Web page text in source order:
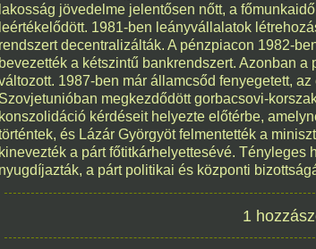
|Nincs hozzászólás, szólj hozzá!
Ernest Lawrence,
amerikai fizikus, aki az
dolgozott, és
a rák elleni
Dino De Laurentiis,
lakosság jövedelme jelentősen nőtt, a
leértékelődött. 1981-ben leányvállalatok
rendszert decentralizálták. A pénzpiacon 1982-
bevezették a kétszintű bankrendszert. Azonban
1987-ben már államcsőd fenyegetett,
Szovjetunióban megkezdődött gorbacsovi-
konszolidáció kérdéseit helyezte előtérbe,
és Lázár Györgyöt felmentették a
kinevezték a párt főtitkárhelyettesévé. Tényleges
nyugdíjazták, a párt politikai és központi
1